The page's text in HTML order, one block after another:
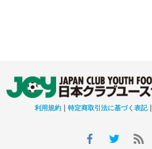
利用規約 | 特定商取引法に基づく表記|